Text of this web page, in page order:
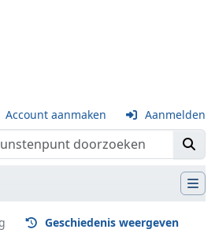
Account aanmaken Aanmelden
Geschiedenis weergeven